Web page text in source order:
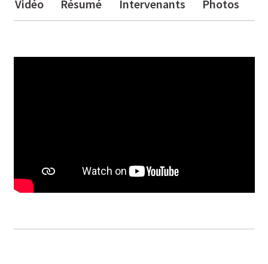
Vidéo Résumé Intervenants Photos